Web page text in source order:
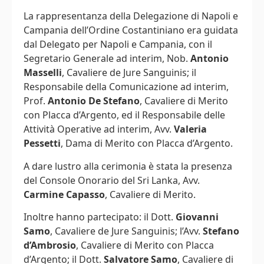
La rappresentanza della Delegazione di Napoli e
Campania dell’Ordine Costantiniano era guidata
dal Delegato per Napoli e Campania, con il
Segretario Generale ad interim, Nob. Antonio
Masselli, Cavaliere de Jure Sanguinis; il
Responsabile della Comunicazione ad interim,
Prof. Antonio De Stefano, Cavaliere di Merito
con Placca d’Argento, ed il Responsabile delle
Attività Operative ad interim, Avv. Valeria
Pessetti, Dama di Merito con Placca d’Argento.
A dare lustro alla cerimonia è stata la presenza
del Console Onorario del Sri Lanka, Avv.
Carmine Capasso, Cavaliere di Merito.
Inoltre hanno partecipato: il Dott. Giovanni
Samo, Cavaliere de Jure Sanguinis; l’Avv. Stefano
d’Ambrosio, Cavaliere di Merito con Placca
d’Argento; il Dott. Salvatore Samo, Cavaliere di